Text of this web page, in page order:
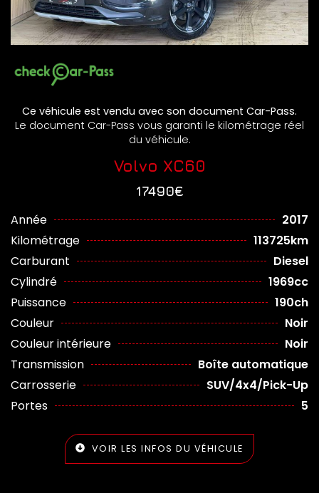
Ce véhicule est vendu avec son document Car-Pass.
Le document Car-Pass vous garanti le kilométrage réel
du véhicule.
Volvo XC60
17490€
Année
2017
Kilométrage
113725km
Carburant
Diesel
Cylindré
1969cc
Puissance
190ch
Couleur
Noir
Couleur intérieure
Noir
Transmission
Boîte automatique
Carrosserie
SUV/4x4/Pick-Up
Portes
5
VOIR LES INFOS DU VÉHICULE